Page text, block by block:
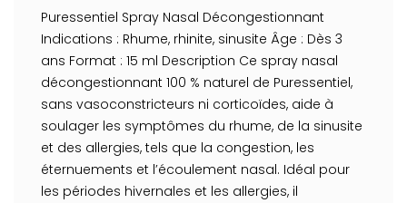
Puressentiel Spray Nasal Décongestionnant
Indications : Rhume, rhinite, sinusite Âge : Dès 3
ans Format : 15 ml Description Ce spray nasal
décongestionnant 100 % naturel de Puressentiel,
sans vasoconstricteurs ni corticoïdes, aide à
soulager les symptômes du rhume, de la sinusite
et des allergies, tels que la congestion, les
éternuements et l’écoulement nasal. Idéal pour
les périodes hivernales et les allergies, il